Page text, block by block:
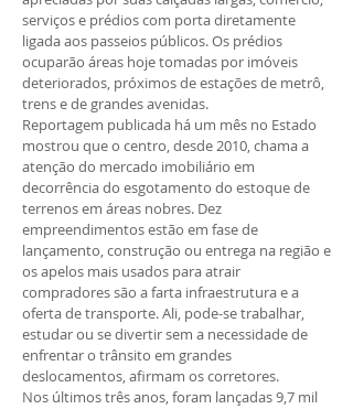
serviços e prédios com porta diretamente
ligada aos passeios públicos. Os prédios
ocuparão áreas hoje tomadas por imóveis
deteriorados, próximos de estações de metrô,
trens e de grandes avenidas.
Reportagem publicada há um mês no Estado
mostrou que o centro, desde 2010, chama a
atenção do mercado imobiliário em
decorrência do esgotamento do estoque de
terrenos em áreas nobres. Dez
empreendimentos estão em fase de
lançamento, construção ou entrega na região e
os apelos mais usados para atrair
compradores são a farta infraestrutura e a
oferta de transporte. Ali, pode-se trabalhar,
estudar ou se divertir sem a necessidade de
enfrentar o trânsito em grandes
deslocamentos, afirmam os corretores.
Nos últimos três anos, foram lançadas 9,7 mil